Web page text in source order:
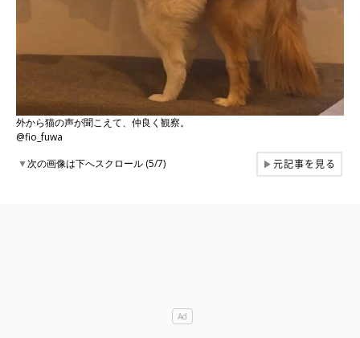
外から猫の声が聞こえて、仲良く観察。
@fio_fuwa
▼次の画像は下へスクロール (5/7) ▶元記事を見る